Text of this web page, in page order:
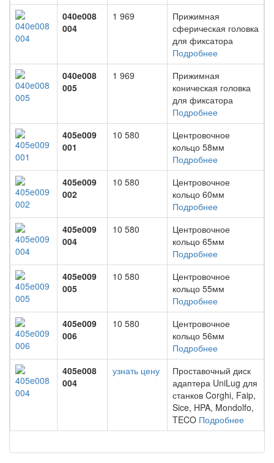
040e008
004
1 969
Прижимная
сферическая головка
для фиксатора
Подробнее
040e008
005
1 969
Прижимная
коническая головка
для фиксатора
Подробнее
405e009
001
10 580
Центровочное
кольцо 58мм
Подробнее
405e009
002
10 580
Центровочное
кольцо 60мм
Подробнее
405e009
004
10 580
Центровочное
кольцо 65мм
Подробнее
405e009
005
10 580
Центровочное
кольцо 55мм
Подробнее
405e009
006
10 580
Центровочное
кольцо 56мм
Подробнее
405e008
004
узнать цену
Проставочный диск
адаптера UniLug для
станков Corghi, Faip,
Sice, HPA, Mondolfo,
TECO Подробнее